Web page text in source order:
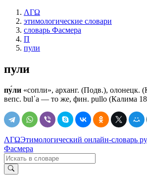
ΛΓΩ
этимологические словари
словарь Фасмера
П
пули
пули
пу́ли «сопли», арханг. (Подв.), олонецк.
вепс. bul᾽а — то же, фин. pullo (Калима
ΛΓΩЭтимологический онлайн-словарь
Фасмера